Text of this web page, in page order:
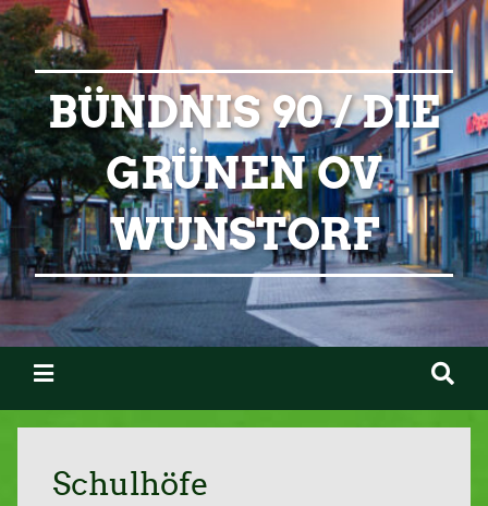
BÜNDNIS 90 / DIE
GRÜNEN OV
WUNSTORF
Schulhöfe